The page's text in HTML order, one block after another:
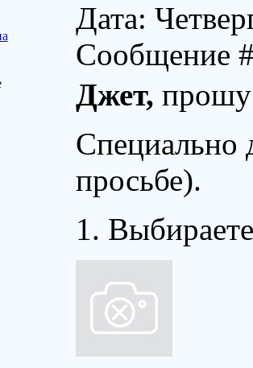
Дата:
Сообщение
Джет, прошу
Специально
просьбе).
1.